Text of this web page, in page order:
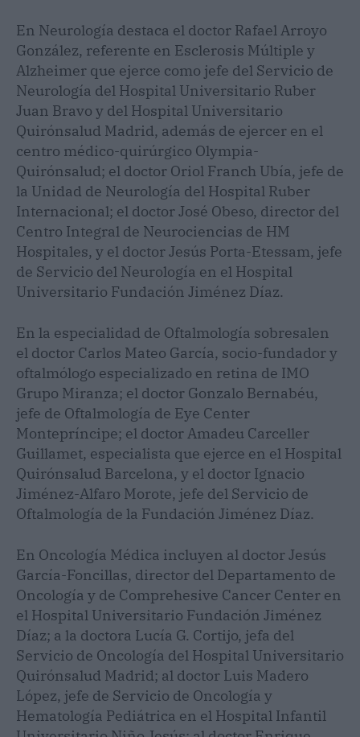
En Neurología destaca el doctor Rafael Arroyo
González, referente en Esclerosis Múltiple y
Alzheimer que ejerce como jefe del Servicio de
Neurología del Hospital Universitario Ruber
Juan Bravo y del Hospital Universitario
Quirónsalud Madrid, además de ejercer en el
centro médico-quirúrgico Olympia-
Quirónsalud; el doctor Oriol Franch Ubía, jefe de
la Unidad de Neurología del Hospital Ruber
Internacional; el doctor José Obeso, director del
Centro Integral de Neurociencias de HM
Hospitales, y el doctor Jesús Porta-Etessam, jefe
de Servicio del Neurología en el Hospital
Universitario Fundación Jiménez Díaz.
En la especialidad de Oftalmología sobresalen
el doctor Carlos Mateo García, socio-fundador y
oftalmólogo especializado en retina de IMO
Grupo Miranza; el doctor Gonzalo Bernabéu,
jefe de Oftalmología de Eye Center
Montepríncipe; el doctor Amadeu Carceller
Guillamet, especialista que ejerce en el Hospital
Quirónsalud Barcelona, y el doctor Ignacio
Jiménez-Alfaro Morote, jefe del Servicio de
Oftalmología de la Fundación Jiménez Díaz.
En Oncología Médica incluyen al doctor Jesús
García-Foncillas, director del Departamento de
Oncología y de Comprehesive Cancer Center en
el Hospital Universitario Fundación Jiménez
Díaz; a la doctora Lucía G. Cortijo, jefa del
Servicio de Oncología del Hospital Universitario
Quirónsalud Madrid; al doctor Luis Madero
López, jefe de Servicio de Oncología y
Hematología Pediátrica en el Hospital Infantil